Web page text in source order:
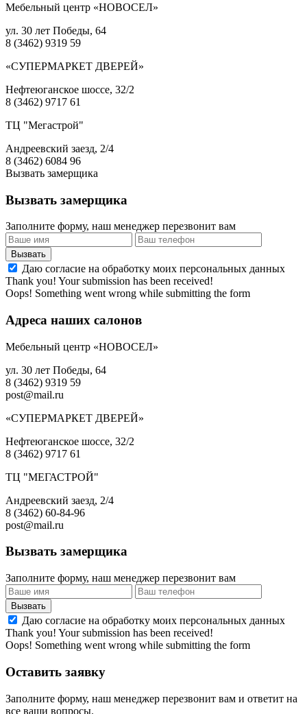
Мебельный центр «НОВОСЕЛ»
ул. 30 лет Победы, 64
8 (3462) 9319 59
«СУПЕРМАРКЕТ ДВЕРЕЙ»
Нефтеюганское шоссе, 32/2
8 (3462) 9717 61
ТЦ "Мегастрой"
Андреевский заезд, 2/4
8 (3462) 6084 96
Вызвать замерщика
Вызвать замерщика
Заполните форму, наш менеджер перезвонит вам
Даю согласие на обработку моих персональных данных
Thank you! Your submission has been received!
Oops! Something went wrong while submitting the form
Адреса наших салонов
Мебельный центр «НОВОСЕЛ»
ул. 30 лет Победы, 64
8 (3462) 9319 59
post@mail.ru
«СУПЕРМАРКЕТ ДВЕРЕЙ»
Нефтеюганское шоссе, 32/2
8 (3462) 9717 61
ТЦ "МЕГАСТРОЙ"
Андреевский заезд, 2/4
8 (3462) 60-84-96
post@mail.ru
Вызвать замерщика
Заполните форму, наш менеджер перезвонит вам
Даю согласие на обработку моих персональных данных
Thank you! Your submission has been received!
Oops! Something went wrong while submitting the form
Оставить заявку
Заполните форму, наш менеджер перезвонит вам и ответит на
все ваши вопросы.